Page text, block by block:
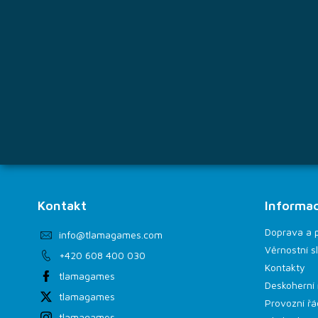
Kontakt
info@tlamagames.com
+420 608 400 030
tlamagames
tlamagames
Doprava a
Věrnostní
Kontakty
Provozní